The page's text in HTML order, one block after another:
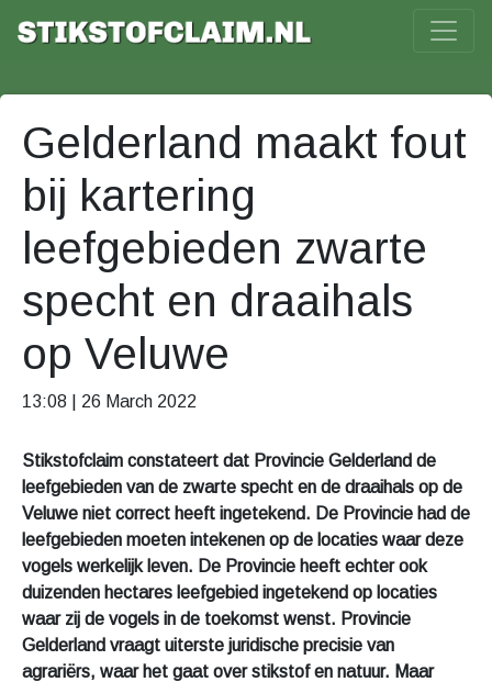
Gelderland maakt fout
bij kartering
leefgebieden zwarte
specht en draaihals
op Veluwe
13:08 | 26 March 2022
Stikstofclaim constateert dat Provincie Gelderland de
leefgebieden van de zwarte specht en de draaihals op de
Veluwe niet correct heeft ingetekend. De Provincie had de
leefgebieden moeten intekenen op de locaties waar deze
vogels werkelijk leven. De Provincie heeft echter ook
duizenden hectares leefgebied ingetekend op locaties
waar zij de vogels in de toekomst wenst. Provincie
Gelderland vraagt uiterste juridische precisie van
agrariërs, waar het gaat over stikstof en natuur. Maar